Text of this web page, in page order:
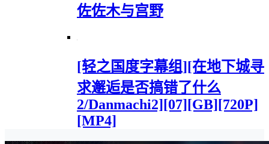
佐佐木与宫野
[轻之国度字幕组][在地下城寻
求邂逅是否搞错了什么
2/Danmachi2][07][GB][720P]
[MP4]